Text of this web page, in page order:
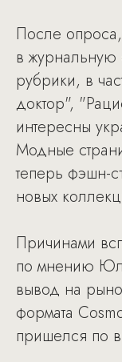
После
в журнальную
рубрики, в
доктор",
интересны
Модные
теперь фэшн-
новых
Причинами
по мнению
вывод на
формата
пришелся по